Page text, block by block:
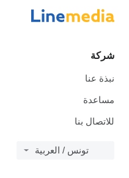
شركة
نبذة عنا
مساعدة
للاتصال بنا
تونس / العربية